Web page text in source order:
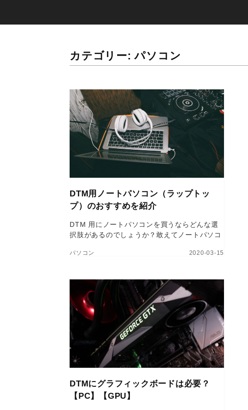
カテゴリー:パソコン
DTM用ノートパソコン（ラップトッ
プ）のおすすめを紹介
DTM 用にノートパソコンを買うならどんな選
択肢があるのでしょうか？敢えてノートパソコ
を紹介してきたいと思います。
パソコン 2020-03-15
DTMにグラフィックボードは必要？
【PC】【GPU】